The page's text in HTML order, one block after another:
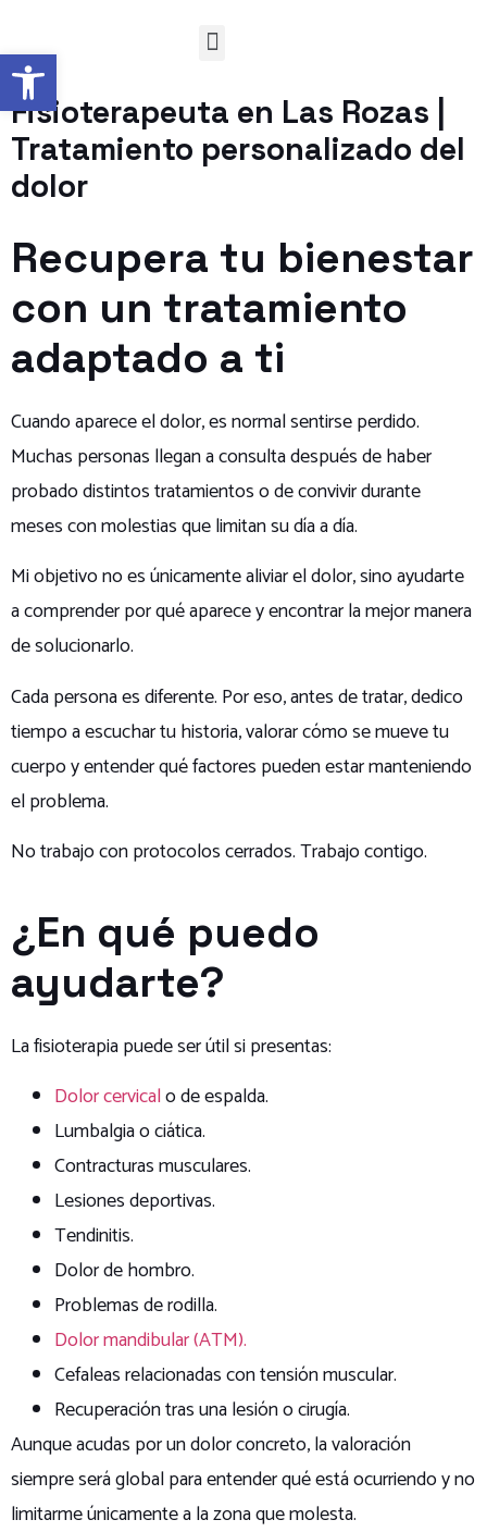
Fisioterapeuta en Las Rozas |
Tratamiento personalizado del
dolor
Recupera tu bienestar
con un tratamiento
adaptado a ti
Cuando aparece el dolor, es normal sentirse perdido.
Muchas personas llegan a consulta después de haber
probado distintos tratamientos o de convivir durante
meses con molestias que limitan su día a día.
Mi objetivo no es únicamente aliviar el dolor, sino ayudarte
a comprender por qué aparece y encontrar la mejor manera
de solucionarlo.
Cada persona es diferente. Por eso, antes de tratar, dedico
tiempo a escuchar tu historia, valorar cómo se mueve tu
cuerpo y entender qué factores pueden estar manteniendo
el problema.
No trabajo con protocolos cerrados. Trabajo contigo.
¿En qué puedo
ayudarte?
La fisioterapia puede ser útil si presentas:
Dolor cervicalo de espalda.
Lumbalgia o ciática.
Contracturas musculares.
Lesiones deportivas.
Tendinitis.
Dolor de hombro.
Problemas de rodilla.
Dolor mandibular (ATM).
Cefaleas relacionadas con tensión muscular.
Recuperación tras una lesión o cirugía.
Aunque acudas por un dolor concreto, la valoración
siempre será global para entender qué está ocurriendo y no
limitarme únicamente a la zona que molesta.
Abrir barra de herramientas